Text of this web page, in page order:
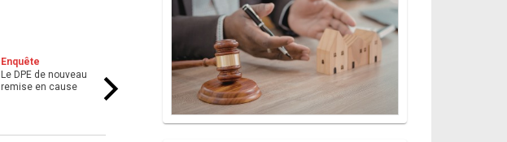
Enquête
Le DPE de nouveau
remise en cause
Baromètre
Baromètre